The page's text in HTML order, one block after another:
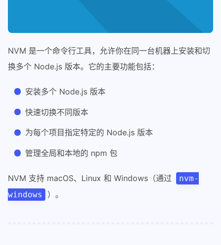
NVM 是一个命令行工具，允许你在同一台机器上安装和切
换多个 Node.js 版本。它的主要功能包括：
安装多个 Node.js 版本
快速切换不同版本
为每个项目指定特定的 Node.js 版本
管理全局和本地的 npm 包
NVM 支持 macOS、Linux 和 Windows（通过
nvm-
windows
）。